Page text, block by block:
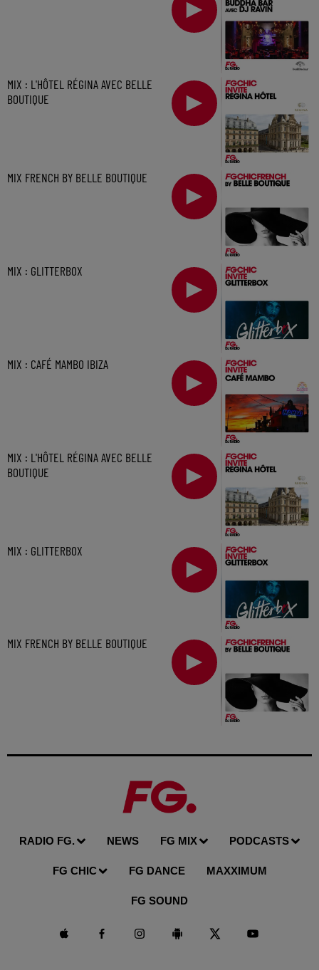
MIX : L'HÔTEL RÉGINA AVEC BELLE
BOUTIQUE
MIX FRENCH BY BELLE BOUTIQUE
MIX : GLITTERBOX
MIX : CAFÉ MAMBO IBIZA
MIX : L'HÔTEL RÉGINA AVEC BELLE
BOUTIQUE
MIX : GLITTERBOX
MIX FRENCH BY BELLE BOUTIQUE
RADIO FG. NEWS FG MIX PODCASTS
FG CHIC FG DANCE MAXXIMUM
FG SOUND